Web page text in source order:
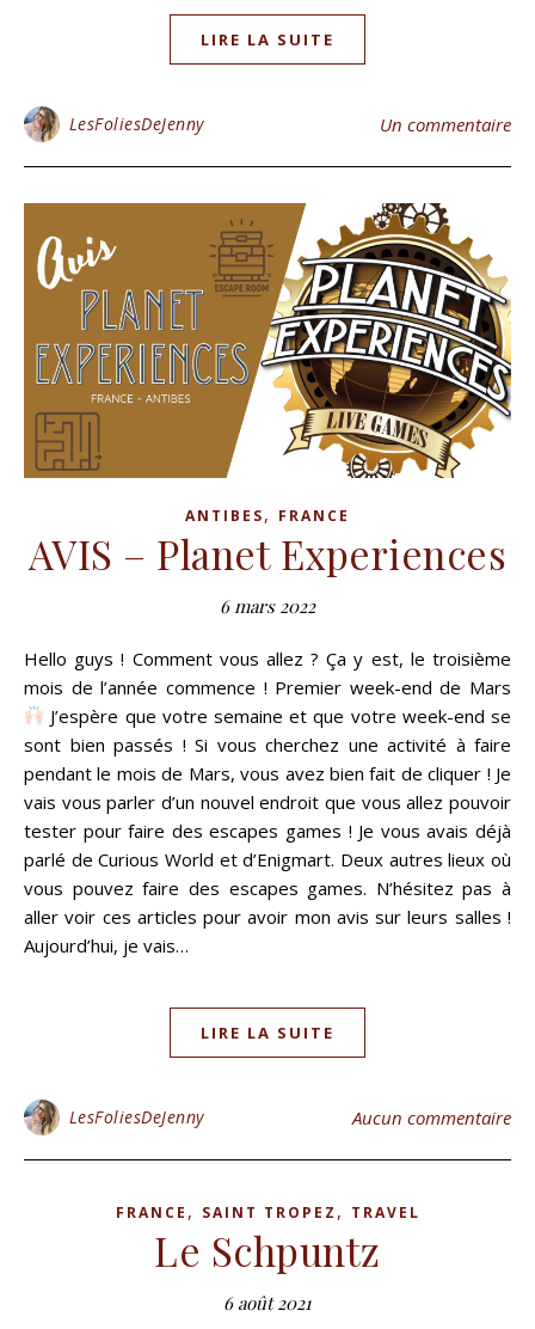
LIRE LA SUITE
LesFoliesDeJenny Un commentaire
ANTIBES, FRANCE
AVIS – Planet Experiences
6 mars 2022
Hello guys ! Comment vous allez ? Ça y est, le troisième
mois de l’année commence ! Premier week-end de Mars
J’espère que votre semaine et que votre week-end se
sont bien passés ! Si vous cherchez une activité à faire
pendant le mois de Mars, vous avez bien fait de cliquer ! Je
vais vous parler d’un nouvel endroit que vous allez pouvoir
tester pour faire des escapes games ! Je vous avais déjà
parlé de Curious World et d’Enigmart. Deux autres lieux où
vous pouvez faire des escapes games. N’hésitez pas à
aller voir ces articles pour avoir mon avis sur leurs salles !
Aujourd’hui, je vais…
LIRE LA SUITE
LesFoliesDeJenny Aucun commentaire
FRANCE , SAINT TROPEZ , TRAVEL
Le Schpuntz
6 août 2021